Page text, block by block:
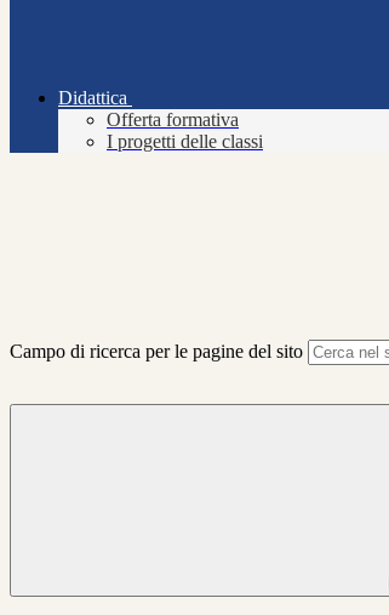
Didattica
Offerta formativa
I progetti delle classi
Campo di ricerca per le pagine del sito